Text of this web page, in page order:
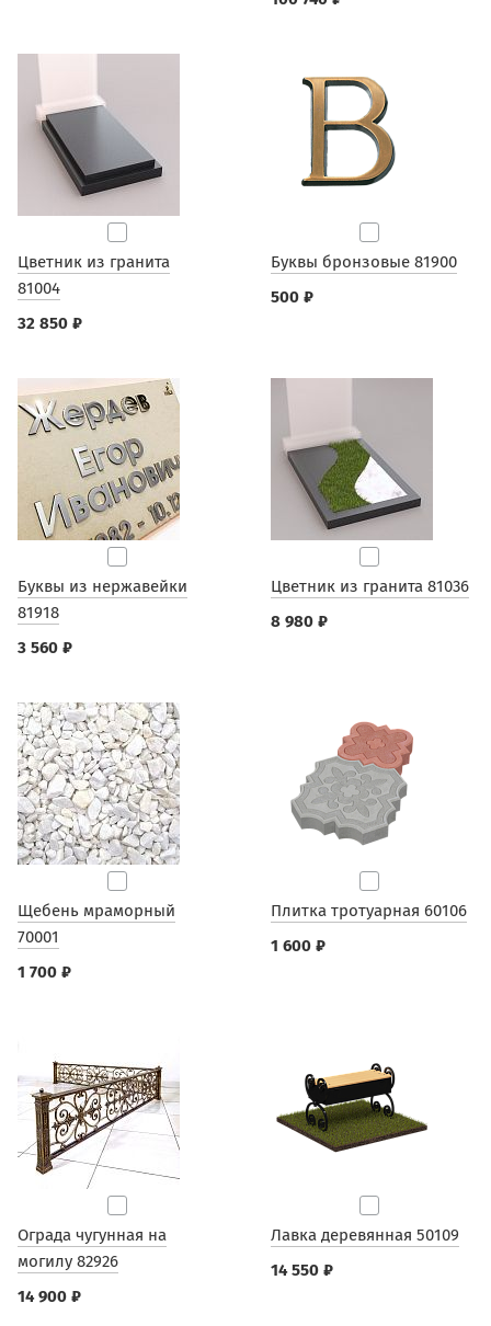
Цветник из гранита
81004
32 850 ₽
Буквы бронзовые 81900
500 ₽
Буквы из нержавейки
81918
3 560 ₽
Цветник из гранита 81036
8 980 ₽
Щебень мраморный
70001
1 700 ₽
Плитка тротуарная 60106
1 600 ₽
Ограда чугунная на
могилу 82926
14 900 ₽
Лавка деревянная 50109
14 550 ₽